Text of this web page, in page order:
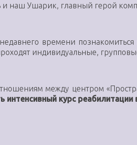
и наш Ушарик, главный герой
времени
индивидуальные,
между центром
интенсивный курс